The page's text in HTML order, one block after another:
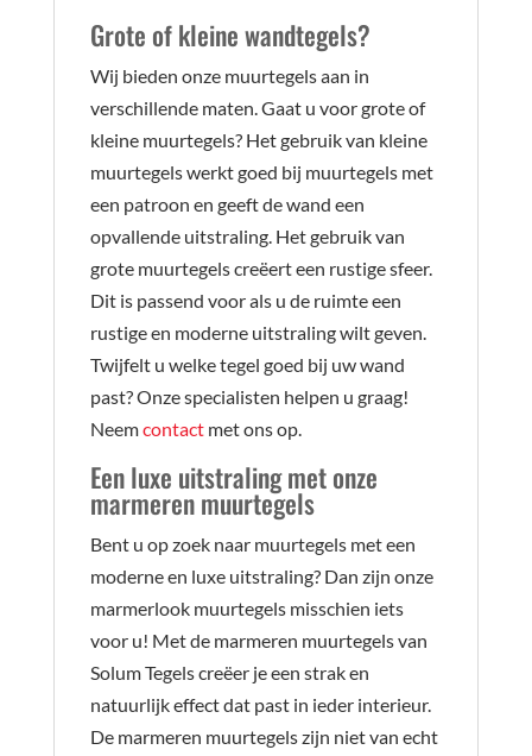
Grote of kleine wandtegels?
Wij bieden onze muurtegels aan in
verschillende maten. Gaat u voor grote of
kleine muurtegels? Het gebruik van kleine
muurtegels werkt goed bij muurtegels met
een patroon en geeft de wand een
opvallende uitstraling. Het gebruik van
grote muurtegels creëert een rustige sfeer.
Dit is passend voor als u de ruimte een
rustige en moderne uitstraling wilt geven.
Twijfelt u welke tegel goed bij uw wand
past? Onze specialisten helpen u graag!
Neemcontactmet ons op.
Een luxe uitstraling met onze
marmeren muurtegels
Bent u op zoek naar muurtegels met een
moderne en luxe uitstraling? Dan zijn onze
marmerlook muurtegels misschien iets
voor u! Met de marmeren muurtegels van
Solum Tegels creëer je een strak en
natuurlijk effect dat past in ieder interieur.
De marmeren muurtegels zijn niet van echt